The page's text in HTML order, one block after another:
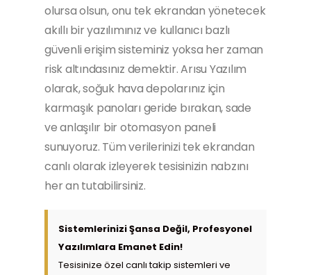
olursa olsun, onu tek ekrandan yönetecek
akıllı bir yazılımınız ve kullanıcı bazlı
güvenli erişim sisteminiz yoksa her zaman
risk altındasınız demektir. Arısu Yazılım
olarak, soğuk hava depolarınız için
karmaşık panoları geride bırakan, sade
ve anlaşılır bir otomasyon paneli
sunuyoruz. Tüm verilerinizi tek ekrandan
canlı olarak izleyerek tesisinizin nabzını
her an tutabilirsiniz.
Sistemlerinizi Şansa Değil, Profesyonel
Yazılımlara Emanet Edin!
Tesisinize özel canlı takip sistemleri ve